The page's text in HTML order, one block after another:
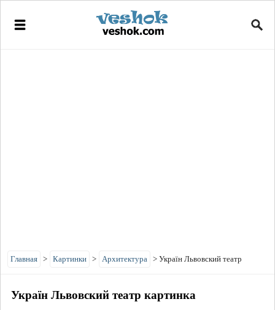
Главная > Картинки > Архитектура > Україн Львовский театр
Україн Львовский театр картинка